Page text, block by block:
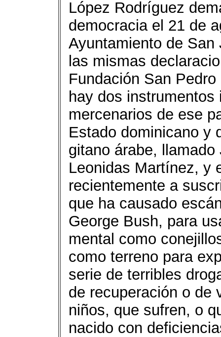
López Rodríguez
democracia el 21 de
Ayuntamiento de
las mismas
Fundación San
hay dos
mercenarios de ese
Estado dominicano y
gitano árabe,
Leonidas Martínez, y
recientemente a
que ha causado
George Bush, para
mental como
como terreno para
serie de terribles
de recuperación o de
niños, que sufren, o
nacido con